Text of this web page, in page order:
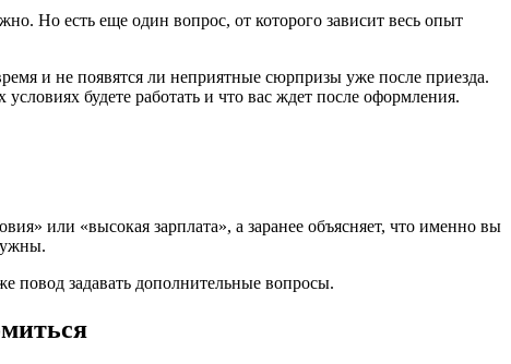
Но есть еще один вопрос, от которого зависит весь опыт
и не появятся ли неприятные сюрпризы уже после приезда.
будете работать и что вас ждет после оформления.
или «высокая зарплата», а заранее объясняет, что именно вы
повод задавать дополнительные вопросы.